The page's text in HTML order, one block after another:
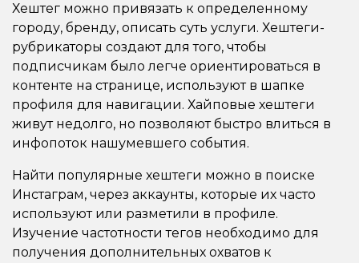
Хештег можно привязать к определенному
городу, бренду, описать суть услуги. Хештеги-
рубрикаторы создают для того, чтобы
подписчикам было легче ориентироваться в
контенте на странице, используют в шапке
профиля для навигации. Хайповые хештеги
живут недолго, но позволяют быстро влиться в
инфопоток нашумевшего события.
Найти популярные хештеги можно в поиске
Инстаграм, через аккаунты, которые их часто
используют или разметили в профиле.
Изучение частотности тегов необходимо для
получения дополнительных охватов к